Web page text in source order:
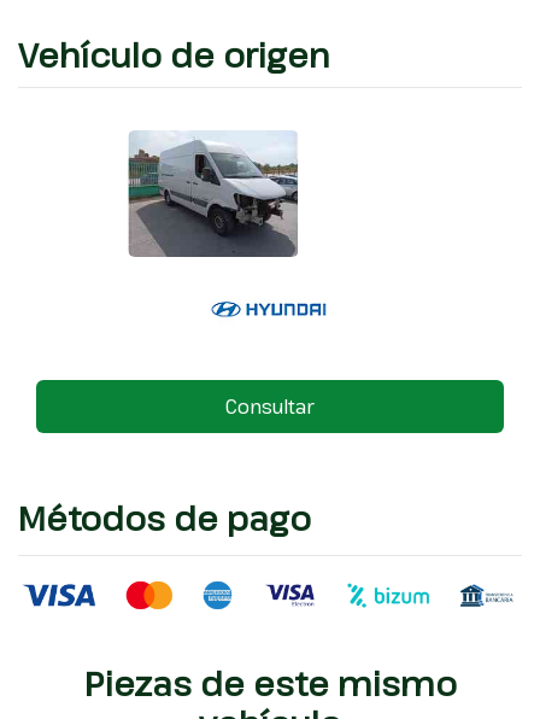
Vehículo de origen
Consultar
Métodos de pago
Piezas de este mismo